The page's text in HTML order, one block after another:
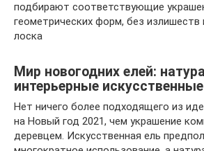
подбирают соответствующие
геометрических форм, без излишеств
лоска
Мир новогодних елей:
интерьерные
Нет ничего более подходящего из
на Новый год 2021, чем украшение
деревцем. Искусственная ель